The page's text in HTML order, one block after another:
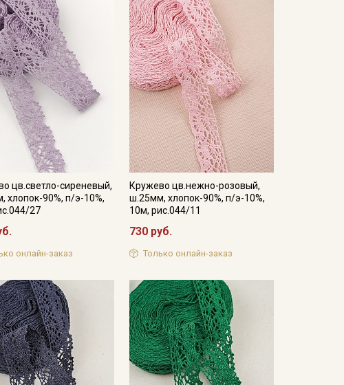
цв.светло-сиреневый,
хлопок-90%, п/э-10%,
27
онлайн-заказ
Кружево цв.нежно-розовый,
ш.25мм, хлопок-90%, п/э-10%,
10м, рис.044/11
730 руб.
Только онлайн-заказ